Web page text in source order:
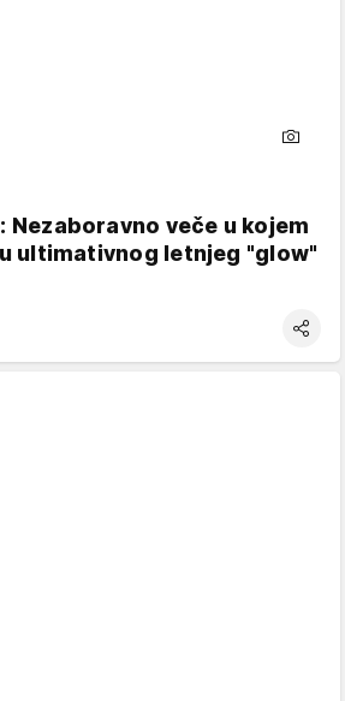
Nezaboravno veče u kojem
ultimativnog letnjeg "glow"